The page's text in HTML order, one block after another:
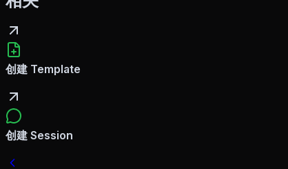
创建 Template
创建 Session